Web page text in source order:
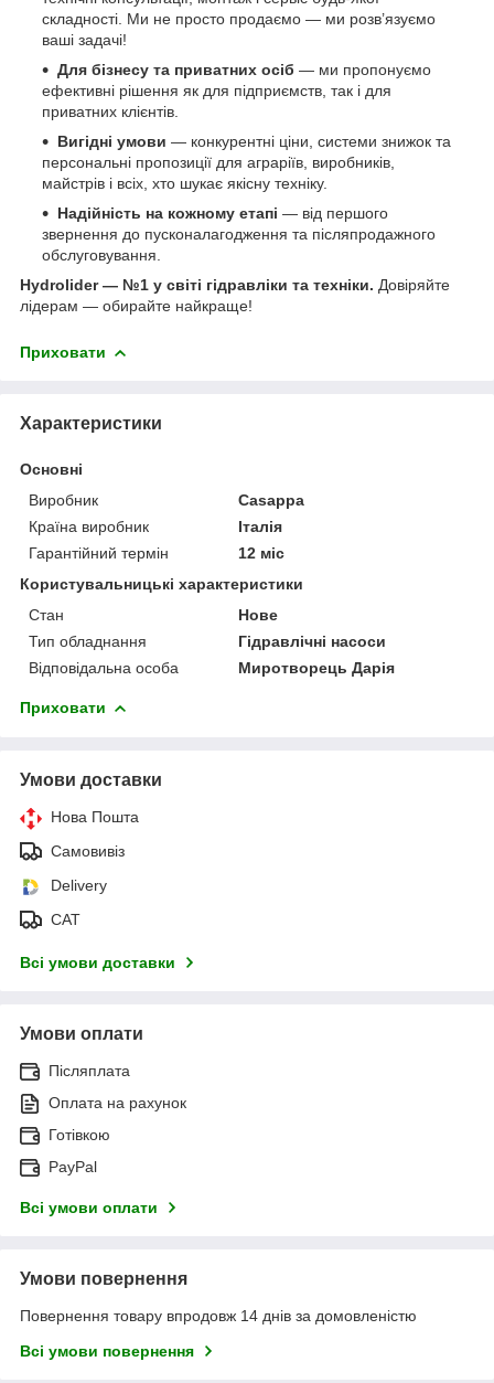
складності. Ми не просто продаємо — ми розв’язуємо
ваші задачі!
Для бізнесу та приватних осіб — ми пропонуємо
ефективні рішення як для підприємств, так і для
приватних клієнтів.
Вигідні умови — конкурентні ціни, системи знижок та
персональні пропозиції для аграріїв, виробників,
майстрів і всіх, хто шукає якісну техніку.
Надійність на кожному етапі — від першого
звернення до пусконалагодження та післяпродажного
обслуговування.
Hydrolider — №1 у світі гідравліки та техніки. Довіряйте
лідерам — обирайте найкраще!
Приховати
Характеристики
Основні
Виробник
Casappa
Країна виробник
Італія
Гарантійний термін
12 міс
Користувальницькі характеристики
Стан
Нове
Тип обладнання
Гідравлічні насоси
Відповідальна особа
Миротворець Дарія
Приховати
Умови доставки
Нова Пошта
Самовивіз
Delivery
САТ
Всі умови доставки
Умови оплати
Післяплата
Оплата на рахунок
Готівкою
PayPal
Всі умови оплати
Умови повернення
Повернення товару впродовж 14 днів за домовленістю
Всі умови повернення